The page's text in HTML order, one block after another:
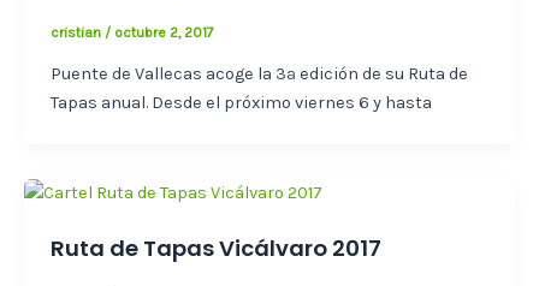
cristian / octubre 2, 2017
Puente de Vallecas acoge la 3ª edición de su Ruta de
Tapas anual. Desde el próximo viernes 6 y hasta
Ruta de Tapas Vicálvaro 2017